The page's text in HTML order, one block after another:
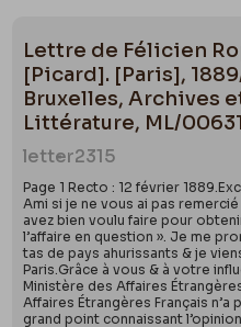
Lettre de Félicien
[Picard]. [Paris],
Bruxelles, Archives
Littérature, ML/
letter2315
Page 1 Recto : 12 février
Ami si je ne vous ai pas
avez bien voulu faire pour
l’affaire en question ». Je me
tas de pays ahurissants & je
Paris.Grâce à vous & à votre
Ministère des Affaires
Affaires Étrangères Français
grand point connaissant